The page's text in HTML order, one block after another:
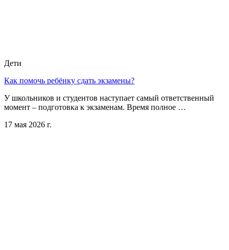
Дети
Как помочь ребёнку сдать экзамены?
У школьников и студентов наступает самый ответственный
момент – подготовка к экзаменам. Время полное …
17 мая 2026 г.